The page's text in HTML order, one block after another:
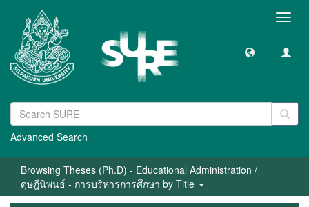
Advanced Search
Browsing Theses (Ph.D) - Educational Administration /
ดุษฎีนิพนธ์ - การบริหารการศึกษา by Title